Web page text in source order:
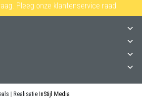
Pleeg onze klantenservice raad
| Realisatie InStijl Media